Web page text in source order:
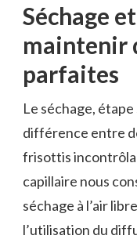
Séchage
maintenir
parfaites
Le séchage,
différence entre
frisottis
capillaire nous
séchage à l’air
l’utilisation du